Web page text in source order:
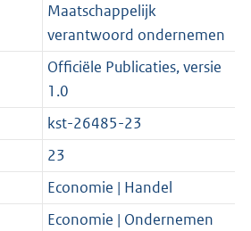
o
t
t
:
2
b
o
o
t
e
:
K
b
Maatschappelijk
verantwoord ondernemen
Officiële Publicaties, versie
1.0
kst-26485-23
23
Economie | Handel
Economie | Ondernemen